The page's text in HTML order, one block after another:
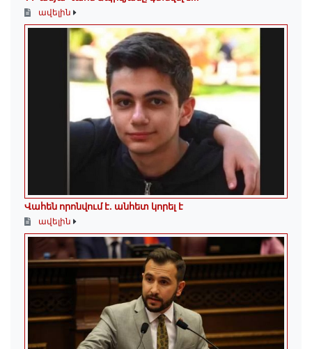
ավելին
Վահեն որոնվում է․ անհետ կորել է
ավելին